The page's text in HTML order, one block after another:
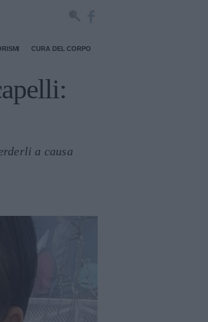
CURA DEL CORPO
a causa